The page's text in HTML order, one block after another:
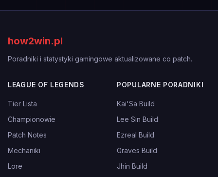
how2win.pl
Poradniki i statystyki gamingowe aktualizowane co patch.
LEAGUE OF LEGENDS
Tier Lista
Championowie
Patch Notes
Mechaniki
Lore
POPULARNE PORADNIKI
Kai'Sa Build
Lee Sin Build
Ezreal Build
Graves Build
Jhin Build